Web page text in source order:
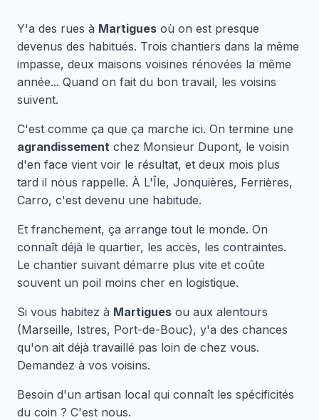
Y'a des rues à Martigues où on est presque
devenus des habitués. Trois chantiers dans la même
impasse, deux maisons voisines rénovées la même
année... Quand on fait du bon travail, les voisins
suivent.
C'est comme ça que ça marche ici. On termine une
agrandissement chez Monsieur Dupont, le voisin
d'en face vient voir le résultat, et deux mois plus
tard il nous rappelle. À L'Île, Jonquières, Ferrières,
Carro, c'est devenu une habitude.
Et franchement, ça arrange tout le monde. On
connaît déjà le quartier, les accès, les contraintes.
Le chantier suivant démarre plus vite et coûte
souvent un poil moins cher en logistique.
Si vous habitez à Martigues ou aux alentours
(Marseille, Istres, Port-de-Bouc), y'a des chances
qu'on ait déjà travaillé pas loin de chez vous.
Demandez à vos voisins.
Besoin d'un artisan local qui connaît les spécificités
du coin ? C'est nous.